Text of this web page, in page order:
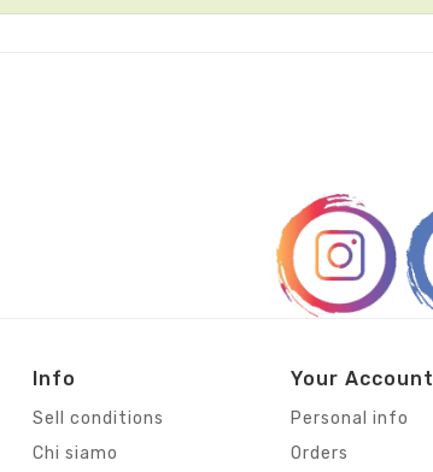
Info
Sell conditions
Chi siamo
Your Account
Personal info
Orders